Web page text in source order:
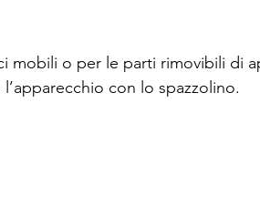
mobili o per le parti rimovibili di
con lo spazzolino.